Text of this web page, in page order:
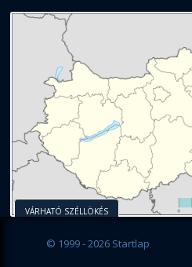
VÁRHATÓ SZÉLLÖKÉS
© 1999 - 2026 Startlap